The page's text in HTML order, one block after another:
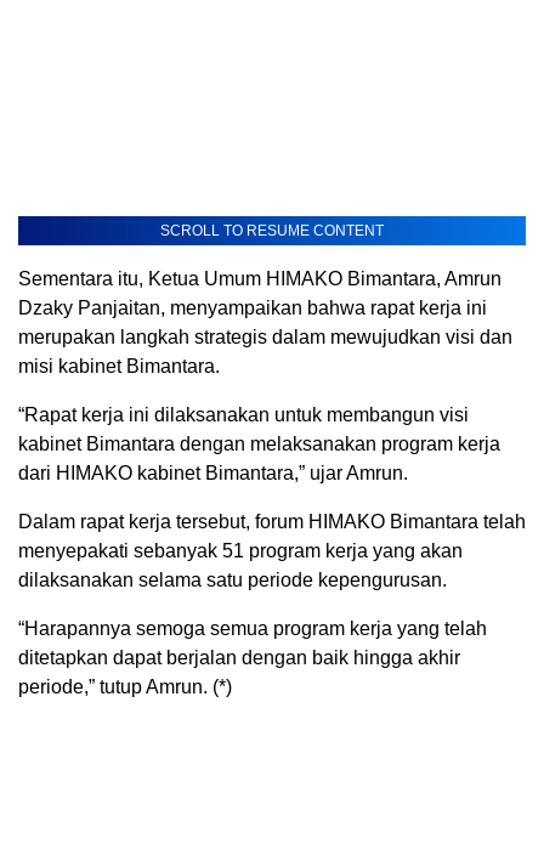
SCROLL TO RESUME CONTENT
Sementara itu, Ketua Umum HIMAKO Bimantara, Amrun
Dzaky Panjaitan, menyampaikan bahwa rapat kerja ini
merupakan langkah strategis dalam mewujudkan visi dan
misi kabinet Bimantara.
“Rapat kerja ini dilaksanakan untuk membangun visi
kabinet Bimantara dengan melaksanakan program kerja
dari HIMAKO kabinet Bimantara,” ujar Amrun.
Dalam rapat kerja tersebut, forum HIMAKO Bimantara telah
menyepakati sebanyak 51 program kerja yang akan
dilaksanakan selama satu periode kepengurusan.
“Harapannya semoga semua program kerja yang telah
ditetapkan dapat berjalan dengan baik hingga akhir
periode,” tutup Amrun. (*)